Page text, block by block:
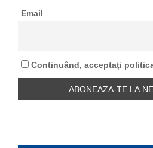
Email
Continuând, acceptați